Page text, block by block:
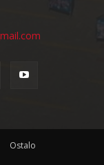
Ostalo